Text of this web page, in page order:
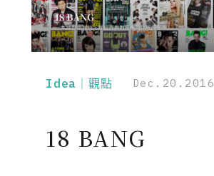
Idea｜觀點 Dec.20.2016
18 BANG